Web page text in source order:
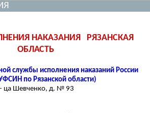
НАКАЗАНИЯ РЯЗАНСКАЯ
ОБЛАСТЬ
службы исполнения наказаний России
по Рязанской области)
ца Шевченко, д. № 93